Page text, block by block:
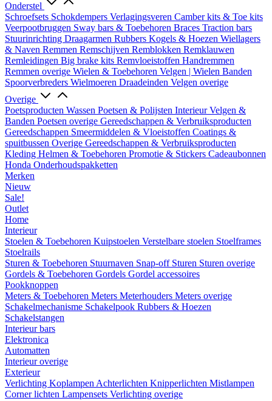
Onderstel
Schroefsets Schokdempers Verlagingsveren Camber kits & Toe kits
Veerpootbruggen Sway bars & Toebehoren Braces Traction bars
Stuurinrichting Draagarmen Rubbers Kogels & Hoezen Wiellagers
& Naven Remmen Remschijven Remblokken Remklauwen
Remleidingen Big brake kits Remvloeistoffen Handremmen
Remmen overige Wielen & Toebehoren Velgen | Wielen Banden
Spoorverbreders Wielmoeren Draadeinden Velgen overige
Overige
Poetsproducten Wassen Poetsen & Polijsten InterieurVelgen &
Banden Poetsen overige Gereedschappen & Verbruiksproducten
Gereedschappen Smeermiddelen & Vloeistoffen Coatings &
spuitbussen Overige Gereedschappen & Verbruiksproducten
Kleding Helmen & Toebehoren Promotie & Stickers Cadeaubonnen
Honda Onderhoudspakketten
Merken
Nieuw
Sale!
Outlet
Home
Interieur
Stoelen & Toebehoren Kuipstoelen Verstelbare stoelen Stoelframes
Stoelrails
Sturen & Toebehoren Stuurnaven Snap-off Sturen Sturen overige
Gordels & Toebehoren Gordels Gordel accessoires
Pookknoppen
Meters & Toebehoren Meters Meterhouders Meters overige
Schakelmechanisme Schakelpook Rubbers & Hoezen
Schakelstangen
Interieur bars
Elektronica
Automatten
Interieur overige
Exterieur
Verlichting Koplampen Achterlichten Knipperlichten Mistlampen
Corner lichten Lampensets Verlichting overige